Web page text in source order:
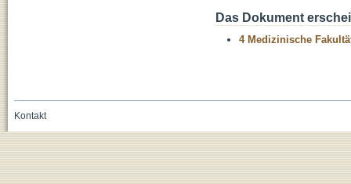
Das Dokument
4 Medizinische
Kontakt